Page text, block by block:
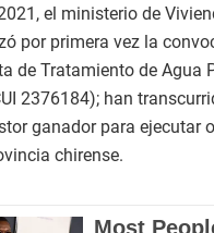
el ministerio de
por primera vez la
de Tratamiento de Agua
2376184); han
ganador para ejecutar
chirense.